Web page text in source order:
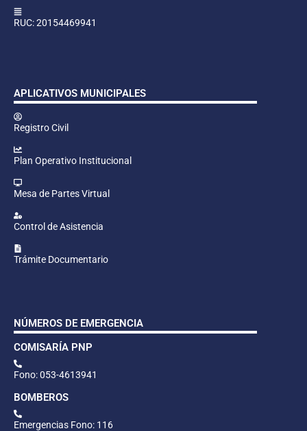
RUC: 20154469941
APLICATIVOS MUNICIPALES
Registro Civil
Plan Operativo Institucional
Mesa de Partes Virtual
Control de Asistencia
Trámite Documentario
NÚMEROS DE EMERGENCIA
COMISARÍA PNP
Fono: 053-4613941
BOMBEROS
Emergencias Fono: 116